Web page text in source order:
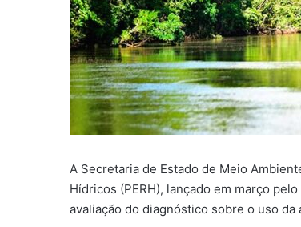
A Secretaria de Estado de Meio
Hídricos (PERH), lançado em março
avaliação do diagnóstico sobre o uso da